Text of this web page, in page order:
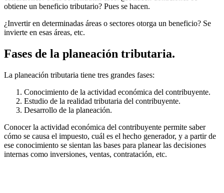
obtiene un beneficio tributario? Pues se hacen.
¿Invertir en determinadas áreas o sectores otorga un beneficio? Se
invierte en esas áreas, etc.
Fases de la planeación tributaria.
La planeación tributaria tiene tres grandes fases:
Conocimiento de la actividad económica del contribuyente.
Estudio de la realidad tributaria del contribuyente.
Desarrollo de la planeación.
Conocer la actividad económica del contribuyente permite saber
cómo se causa el impuesto, cuál es el hecho generador, y a partir de
ese conocimiento se sientan las bases para planear las decisiones
internas como inversiones, ventas, contratación, etc.